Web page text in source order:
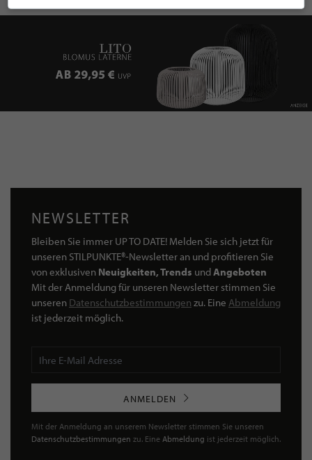
NEWSLETTER
Bleiben Sie immer UP TO DATE! Melden Sie sich jetzt für
unseren STILPUNKTE®-Newsletter an und profitieren Sie
von exklusiven Neuigkeiten, Trends undAngeboten
Mit der Anmeldung für unseren Newsletter stimmen Sie
unseren Datenschutzbestimmungen zu. Eine Abmeldung
ist jederzeit möglich.
ANMELDEN
Mit der Anmeldung an unserem Newsletter stimmen Sie unseren
Datenschutzbestimmungen zu. Eine Abmeldung ist jederzeit möglich.